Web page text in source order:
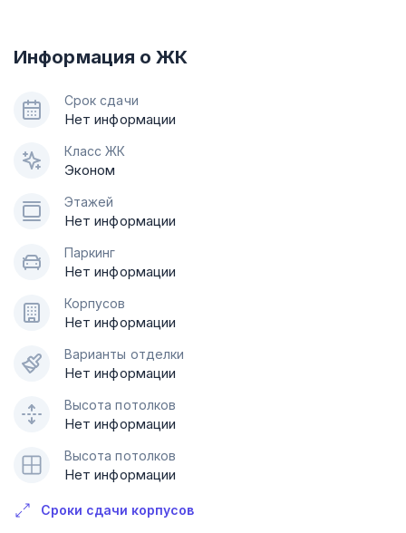
Информация о ЖК
Срок сдачи
Нет информации
Класс ЖК
Эконом
Этажей
Нет информации
Паркинг
Нет информации
Корпусов
Нет информации
Варианты отделки
Нет информации
Высота потолков
Нет информации
Высота потолков
Нет информации
Сроки сдачи корпусов